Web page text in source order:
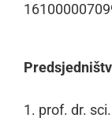
1. prof. dr.